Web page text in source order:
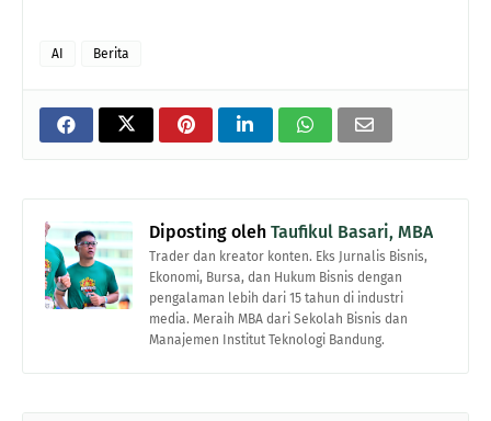
AI Berita
Diposting oleh Taufikul Basari, MBA
Trader dan kreator konten. Eks Jurnalis Bisnis,
Ekonomi, Bursa, dan Hukum Bisnis dengan
pengalaman lebih dari 15 tahun di industri
media. Meraih MBA dari Sekolah Bisnis dan
Manajemen Institut Teknologi Bandung.